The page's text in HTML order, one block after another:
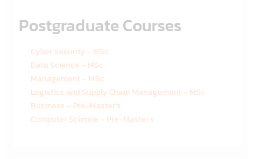
Postgraduate Courses
Cyber Security – MSc
Data Science – MSc
Management – MSc
Logistics and Supply Chain Management – MSc
Business – Pre-Master’s
Computer Science – Pre-Master’s